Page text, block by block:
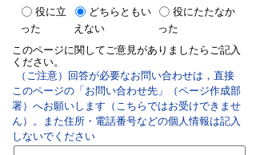
役に立
った
どちらともい
えない
役にたたなか
った
このページに関してご意見がありましたらご記入
ください。
（ご注意）回答が必要なお問い合わせは，直接
このページの「お問い合わせ先」（ページ作成部
署）へお願いします（こちらではお受けできませ
ん）。また住所・電話番号などの個人情報は記入
しないでください